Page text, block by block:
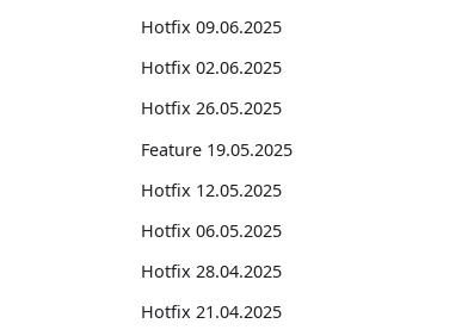
Hotfix 09.06.2025
Hotfix 02.06.2025
Hotfix 26.05.2025
Feature 19.05.2025
Hotfix 12.05.2025
Hotfix 06.05.2025
Hotfix 28.04.2025
Hotfix 21.04.2025